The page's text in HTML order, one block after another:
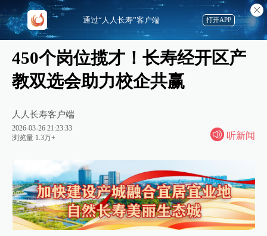
450个岗位揽才！长寿经开区产
教双选会助力校企共赢
人人长寿客户端
2026-03-26 21:23:33
浏览量 1.3万+
听新闻
通过“人人长寿”客户端 打开APP